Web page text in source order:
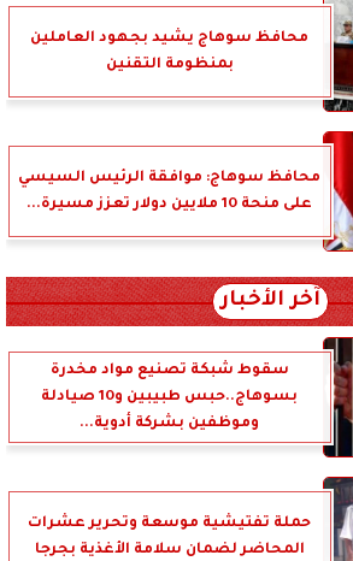
محافظ سوهاج يشيد بجهود العاملين
بمنظومة التقنين
محافظ سوهاج: موافقة الرئيس السيسي
على منحة 10 ملايين دولار تعزز مسيرة...
آخر الأخبار
سقوط شبكة تصنيع مواد مخدرة
بسوهاج..حبس طبيبين و10 صيادلة
وموظفين بشركة أدوية...
حملة تفتيشية موسعة وتحرير عشرات
المحاضر لضمان سلامة الأغذية بجرجا